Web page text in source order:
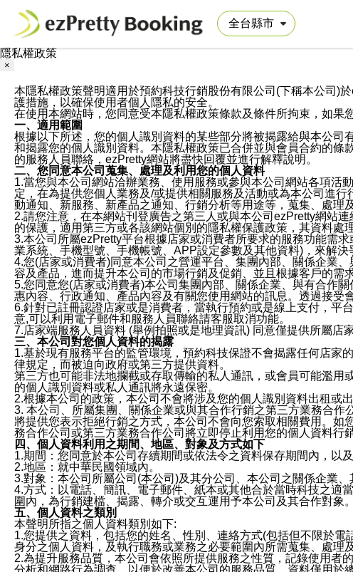
隱私權政策
×
本隱私權政策聲明適用於預約科技行銷股份有限公司(下稱本公司)
護措施，以確保使用者個人隱私的安全。
在使用本網站時，您同意受本隱私權政策條款及條件所拘束，如果
一、適用範圍
根據以下所述，您的個人識別資料的某些部分將被揭露給與本公
和揭露您的個人識別資料。本隱私權政策已合併並與會員合約的
的服務人員聯絡，ezPretty網站將盡快回覆並進行解釋說明。
二、您同意本公司蒐集、處理及利用您的個人資料
1.當您與本公司網站洽辦業務、使用服務或參與本公司網站各項活
定，在為提供您個人業務及/或提供相關服務及活動或為本公司進
動通知、新服務、新產品之通知、行銷分析等用途等，蒐集、處理
2.請您注意，在本網站刊登廣告之第三人或與本公司ezPretty網站
的保護，適用第三方或各該網站個別的隱私權保護政策，其資料處
3.本公司所屬ezPretty平台根據店家或消費者所要求的服務功能需
業系統、手機型號、手機帳號、APP設定參數及其他資料)，來解
4.您(店家或消費者)同意本公司之營運平台、集團內部、關係企業
容及產品，進而提升本公司的市場行銷及促銷、並且根據客戶的需
5.您同意您(店家或消費者)本公司集團內部、關係企業、與有合作
惠內容、行政通知、產品內容及有關您使用網站的訊息。透過接受
6.針對已註冊認證店家或是消費者，當執行預約或是線上支付，平
意,可以利用電子郵件和服務人員聯絡請客服取消功能。
7.店家端服務人員資料 (舉例拍照或是地理資訊) 同意僅提供所屬店
三、本公司對您個人資料的揭露
1.基於現有服務平台的監管環境，預約科技保證不會揭露任何店家
律規定，而被迫向政府或第三方提供資料。
第三方也可能非法地攔截或存取傳輸的私人通訊，或會員可能濫
的個人識別資料或私人通訊將永遠保密。
2.根據本公司的政策，本公司不會將涉及您的個人識別資料出租或出
3. 本公司、所屬集團、關係企業或與其合作行銷之第三方業務合
將提供您表示拒絕行銷之方式，本公司不會向您索取相關費用。
務合作公司或第三方業務合作公司將立即停止利用您的個人資料行銷
四、個人資料利用之期間、地區、對象及方式如下
1.期間：您同意於本公司存續期間或依法令之資料保存期間內，以
2.地區：就中華民國領域內。
3.對象：本公司所屬公司(本公司)及其分公司、本公司之關係企業、
4.方式：以電話、簡訊、電子郵件、紙本或其他合於當時科技之適
圍內，為行銷建檔、揭露、轉介或交互運用予本公司及其合作對象。
五、個人資料之類別
本聲明所指之個人資料類別如下:
1.您提供之資料，包括您的姓名、性別、連絡方式(包括但不限於
身分之個人資料，及執行職務或業務之必要範圍內所需蒐集、處理
2.為提升服務品質，本公司會依照所提供服務之性質，記錄使用者
分析和網路行為調查，以便於改善本公司的服務品質，資料僅用於